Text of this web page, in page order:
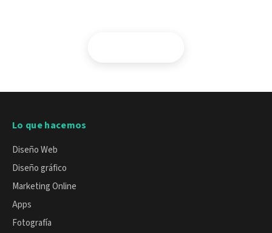
Lo que hacemos
Diseño Web
Diseño gráfico
Marketing Online
Apps
Fotografía